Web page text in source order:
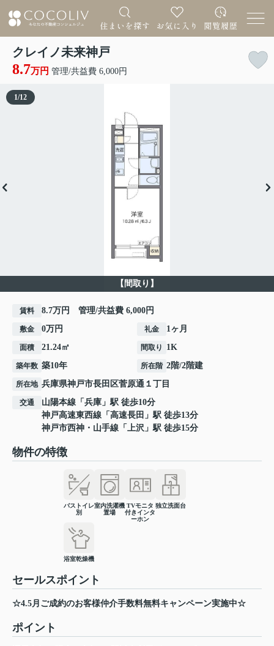
クレイノ未来神戸
8.7万円 管理/共益費 6,000円
【間取り】
1/12
賃料 8.7万円 管理/共益費 6,000円
敷金 0万円 礼金 1ヶ月
面積 21.24㎡ 間取り 1K
築年数 築10年 所在階 2階/2階建
所在地 兵庫県神戸市長田区菅原通 １丁目
交通 山陽本線 「 兵庫 」駅 徒歩10分
神戸高速東西線 「 高速長田 」駅 徒歩13分
神戸市西神・山手線 「 上沢 」駅 徒歩15分
物件の特徴
バストイレ
別
室内洗濯機
置場
TVモニタ
付きインタ
ーホン
独立洗面台
浴室乾燥機
セールスポイント
☆4.5月ご成約のお客様仲介手数料無料キャンペーン実施中☆
ポイント